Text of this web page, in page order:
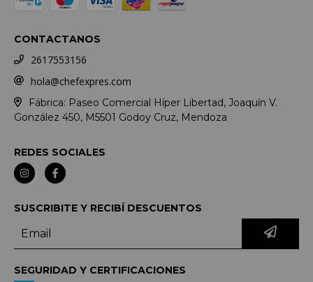
CONTACTANOS
2617553156
hola@chefexpres.com
Fábrica: Paseo Comercial Híper Libertad, Joaquín V.
González 450, M5501 Godoy Cruz, Mendoza
REDES SOCIALES
SUSCRIBITE Y RECIBÍ DESCUENTOS
SEGURIDAD Y CERTIFICACIONES